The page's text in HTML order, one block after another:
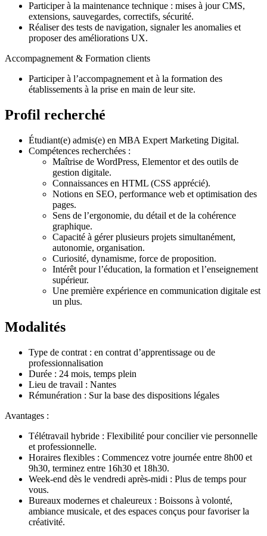
Participer à la maintenance technique : mises à jour CMS,
extensions, sauvegardes, correctifs, sécurité.
Réaliser des tests de navigation, signaler les anomalies et
proposer des améliorations UX.
Accompagnement & Formation clients
Participer à l’accompagnement et à la formation des
établissements à la prise en main de leur site.
Profil recherché
Étudiant(e) admis(e) en MBA Expert Marketing Digital.
Compétences recherchées :
Maîtrise de WordPress, Elementor et des outils de
gestion digitale.
Connaissances en HTML (CSS apprécié).
Notions en SEO, performance web et optimisation des
pages.
Sens de l’ergonomie, du détail et de la cohérence
graphique.
Capacité à gérer plusieurs projets simultanément,
autonomie, organisation.
Curiosité, dynamisme, force de proposition.
Intérêt pour l’éducation, la formation et l’enseignement
supérieur.
Une première expérience en communication digitale est
un plus.
Modalités
Type de contrat : en contrat d’apprentissage ou de
professionnalisation
Durée : 24 mois, temps plein
Lieu de travail : Nantes
Rémunération : Sur la base des dispositions légales
Avantages :
Télétravail hybride : Flexibilité pour concilier vie personnelle
et professionnelle.
Horaires flexibles : Commencez votre journée entre 8h00 et
9h30, terminez entre 16h30 et 18h30.
Week-end dès le vendredi après-midi : Plus de temps pour
vous.
Bureaux modernes et chaleureux : Boissons à volonté,
ambiance musicale, et des espaces conçus pour favoriser la
créativité.